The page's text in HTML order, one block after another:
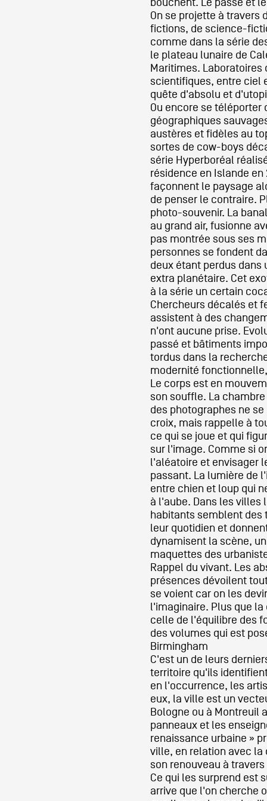
On se projette à travers
fictions, de science-
comme dans la série
le plateau lunaire de
Maritimes. Laboratoires
scientifiques, entre ciel
quête d'absolu et
Ou encore se téléporter
géographiques
austères et fidèles au
sortes de cow-boys
série Hyperboréal
résidence en Islande en
façonnent le paysage
de penser le contraire.
photo-souvenir. La
au grand air, fusionne
pas montrée sous ses
personnes se fondent
deux étant perdus dans
extra planétaire. Cet
à la série un certain
Chercheurs décalés et
assistent à des
n'ont aucune prise.
passé et bâtiments
tordus dans la
modernité
Le corps est en
son souffle. La
des photographes ne
croix, mais rappelle à
ce qui se joue et qui
sur l'image. Comme si
l'aléatoire et envisager
passant. La lumière de
entre chien et loup qui
à l'aube. Dans les villes
habitants semblent des
leur quotidien et
dynamisent la scène,
maquettes des
Rappel du vivant. Les
présences dévoilent
se voient car on les
l'imaginaire. Plus que
celle de l'équilibre des
des volumes qui est
Birmingham
C'est un de leurs
territoire qu'ils
en l'occurrence, les
eux, la ville est un
Bologne ou à Montreuil
panneaux et les
renaissance urbaine »
ville, en relation avec
son renouveau à
Ce qui les surprend est
arrive que l'on cherche